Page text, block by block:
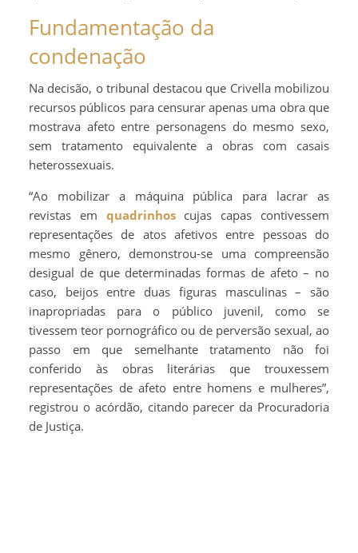
Fundamentação da
condenação
Na decisão, o tribunal destacou que Crivella mobilizou
recursos públicos para censurar apenas uma obra que
mostrava afeto entre personagens do mesmo sexo,
sem tratamento equivalente a obras com casais
heterossexuais.
“Ao mobilizar a máquina pública para lacrar as
revistas em quadrinhoscujas capas contivessem
representações de atos afetivos entre pessoas do
mesmo gênero, demonstrou-se uma compreensão
desigual de que determinadas formas de afeto – no
caso, beijos entre duas figuras masculinas – são
inapropriadas para o público juvenil, como se
tivessem teor pornográfico ou de perversão sexual, ao
passo em que semelhante tratamento não foi
conferido às obras literárias que trouxessem
representações de afeto entre homens e mulheres”,
registrou o acórdão, citando parecer da Procuradoria
de Justiça.